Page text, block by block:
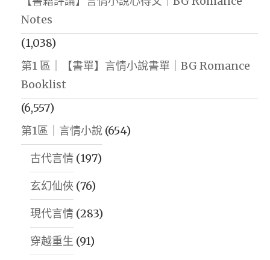
Notes
(1,038)
第1 區｜【書單】言情小說書單｜BG Romance
Booklist
(6,557)
第1區｜言情小說 (654)
古代言情 (197)
玄幻仙俠 (76)
現代言情 (283)
穿越重生 (91)